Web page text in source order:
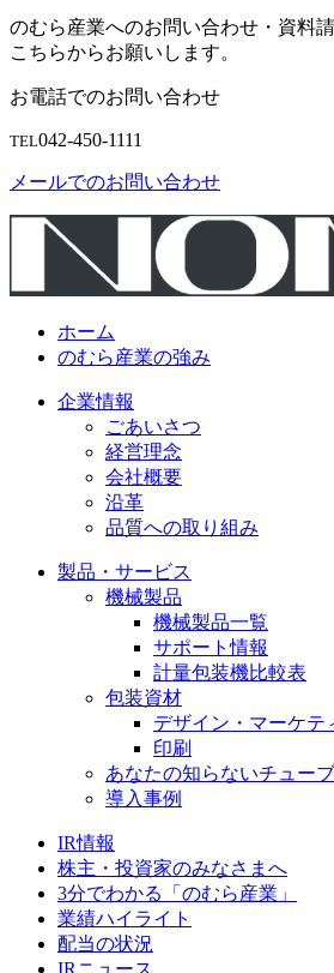
のむら産業へのお問い合わせ・資料
こちらからお願いします。
お電話でのお問い合わせ
TEL042-450-1111
メールでのお問い合わせ
ホーム
のむら産業の強み
企業情報
ごあいさつ
経営理念
会社概要
沿革
品質への取り組み
製品・サービス
機械製品
機械製品一覧
サポート情報
計量包装機比較表
包装資材
デザイン・マーケテ
印刷
あなたの知らないチュー
導入事例
IR情報
株主・投資家のみなさまへ
3分でわかる「のむら産業」
業績ハイライト
配当の状況